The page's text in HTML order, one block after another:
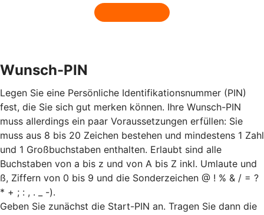
Wunsch-PIN
Legen Sie eine Persönliche Identifikationsnummer (PIN)
fest, die Sie sich gut merken können. Ihre Wunsch-PIN
muss allerdings ein paar Voraussetzungen erfüllen: Sie
muss aus 8 bis 20 Zeichen bestehen und mindestens 1 Zahl
und 1 Großbuchstaben enthalten. Erlaubt sind alle
Buchstaben von a bis z und von A bis Z inkl. Umlaute und
ß, Ziffern von 0 bis 9 und die Sonderzeichen @ ! % & / = ?
* + ; : , . _ -).
Geben Sie zunächst die Start-PIN an. Tragen Sie dann die